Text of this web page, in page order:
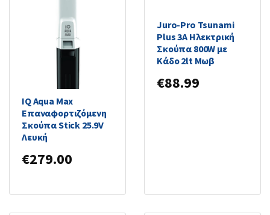
IQ Aqua Max
Επαναφορτιζόμενη
Σκούπα Stick 25.9V
Λευκή
€279.00
Juro-Pro Tsunami
Plus 3A Ηλεκτρική
Σκούπα 800W με
Κάδο 2lt Μωβ
€88.99